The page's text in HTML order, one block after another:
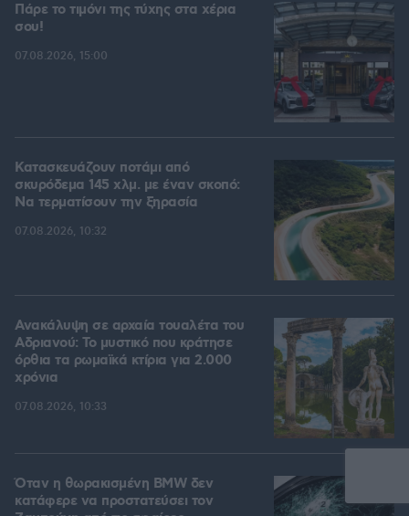
Πάρε το τιμόνι της τύχης στα χέρια
σου!
07.08.2026, 15:00
Κατασκευάζουν ποτάμι από
σκυρόδεμα 145 χλμ. με έναν σκοπό:
Να τερματίσουν την ξηρασία
07.08.2026, 10:32
Ανακάλυψη σε αρχαία τουαλέτα του
Αδριανού: Το μυστικό που κράτησε
όρθια τα ρωμαϊκά κτίρια για 2.000
χρόνια
07.08.2026, 10:33
Όταν η θωρακισμένη BMW δεν
κατάφερε να προστατεύσει τον